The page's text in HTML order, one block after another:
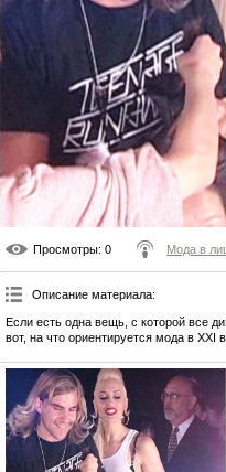
Просмотры: 0 Мода в
Описание материала:
Если есть одна вещь, с которой все
вот, на что ориентируется мода в XXI